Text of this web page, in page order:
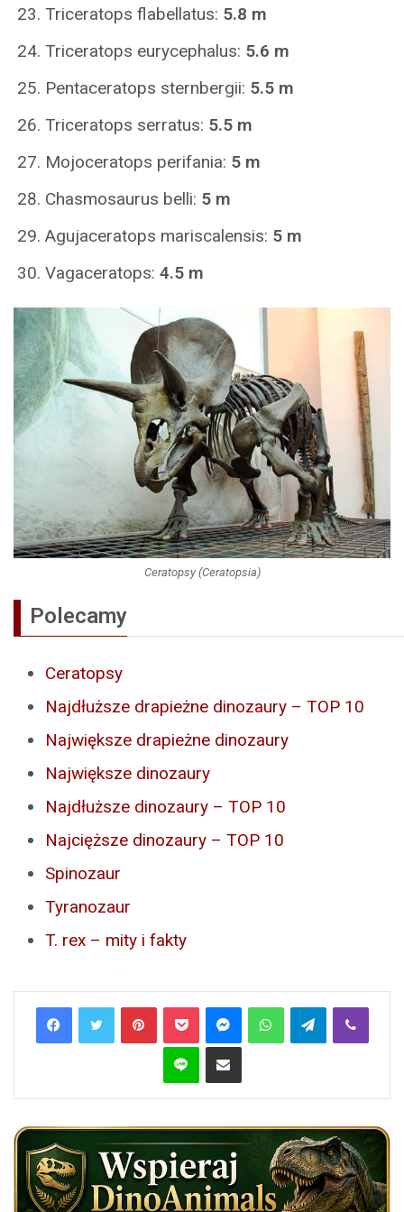
Triceratops flabellatus: 5.8 m
Triceratops eurycephalus: 5.6 m
Pentaceratops sternbergii: 5.5 m
Triceratops serratus: 5.5 m
Mojoceratops perifania: 5 m
Chasmosaurus belli: 5 m
Agujaceratops mariscalensis: 5 m
Vagaceratops: 4.5 m
Ceratopsy (Ceratopsia)
Polecamy
Ceratopsy
Najdłuższe drapieżne dinozaury – TOP 10
Największe drapieżne dinozaury
Największe dinozaury
Najdłuższe dinozaury – TOP 10
Najcięższe dinozaury – TOP 10
Spinozaur
Tyranozaur
T. rex – mity i fakty
PinterestPocket MessengerWhatsAppTelegramViber
Line Share via Email